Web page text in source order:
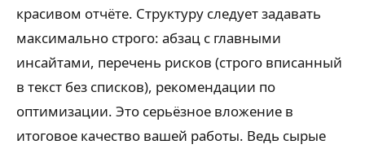
красивом отчёте. Структуру следует задавать
максимально строго: абзац с главными
инсайтами, перечень рисков (строго вписанный
в текст без списков), рекомендации по
оптимизации. Это серьёзное вложение в
итоговое качество вашей работы. Ведь сырые